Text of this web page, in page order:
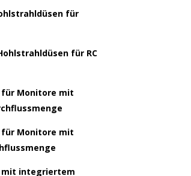
für
für RC
Monitore mit
Monitore mit
mit integriertem